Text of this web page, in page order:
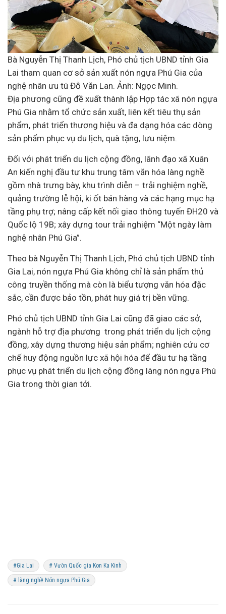
Bà Nguyễn Thị Thanh Lịch, Phó chủ tịch UBND tỉnh Gia
Lai tham quan cơ sở sản xuất nón ngựa Phú Gia của
nghệ nhân ưu tú Đỗ Văn Lan. Ảnh: Ngọc Minh.
Địa phương cũng đề xuất thành lập Hợp tác xã nón ngựa
Phú Gia nhằm tổ chức sản xuất, liên kết tiêu thụ sản
phẩm, phát triển thương hiệu và đa dạng hóa các dòng
sản phẩm phục vụ du lịch, quà tặng, lưu niệm.
Đối với phát triển du lịch cộng đồng, lãnh đạo xã Xuân
An kiến nghị đầu tư khu trung tâm văn hóa làng nghề
gồm nhà trưng bày, khu trình diễn – trải nghiệm nghề,
quảng trường lễ hội, ki ốt bán hàng và các hạng mục hạ
tầng phụ trợ; nâng cấp kết nối giao thông tuyến ĐH20 và
Quốc lộ 19B; xây dựng tour trải nghiệm “Một ngày làm
nghệ nhân Phú Gia”.
Theo bà Nguyễn Thị Thanh Lịch, Phó chủ tịch UBND tỉnh
Gia Lai, nón ngựa Phú Gia không chỉ là sản phẩm thủ
công truyền thống mà còn là biểu tượng văn hóa đặc
sắc, cần được bảo tồn, phát huy giá trị bền vững.
Phó chủ tịch UBND tỉnh Gia Lai cũng đã giao các sở,
ngành hỗ trợ địa phương trong phát triển du lịch cộng
đồng, xây dựng thương hiệu sản phẩm; nghiên cứu cơ
chế huy động nguồn lực xã hội hóa để đầu tư hạ tầng
phục vụ phát triển du lịch cộng đồng làng nón ngựa Phú
Gia trong thời gian tới.
#Gia Lai # Vườn Quốc gia Kon Ka Kinh
# làng nghề Nón ngựa Phú Gia